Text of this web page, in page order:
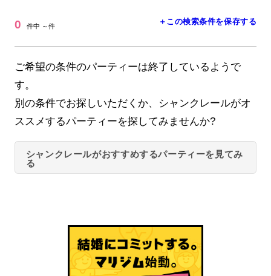
0 件中 ～件 ＋この検索条件を保存する
ご希望の条件のパーティーは終了しているようで
す。
別の条件でお探しいただくか、シャンクレールがオ
ススメするパーティーを探してみませんか?
シャンクレールがおすすめするパーティーを見てみ
る